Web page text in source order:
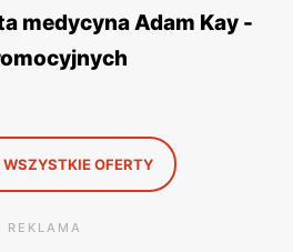
medycyna Adam Kay -
OFERTY
REKLAMA